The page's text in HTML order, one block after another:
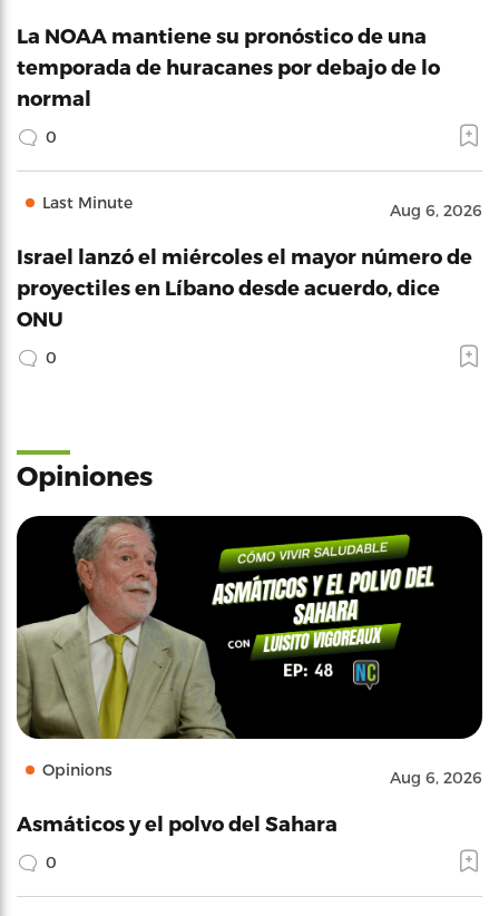
La NOAA mantiene su pronóstico de una
temporada de huracanes por debajo de lo
normal
0
Last Minute Aug 6, 2026
Israel lanzó el miércoles el mayor número de
proyectiles en Líbano desde acuerdo, dice
ONU
0
Opiniones
Opinions Aug 6, 2026
Asmáticos y el polvo del Sahara
0